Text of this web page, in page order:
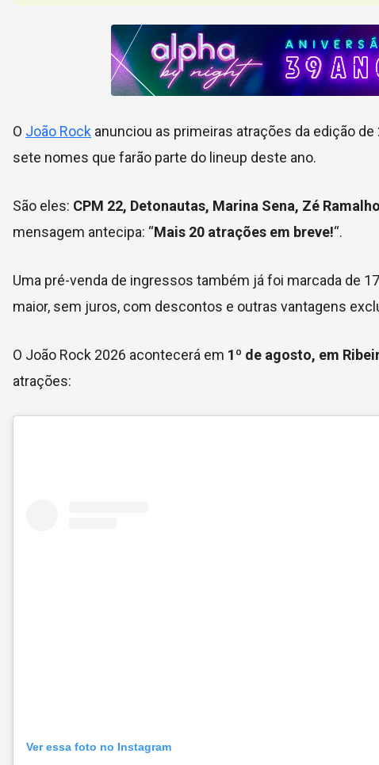
O João Rock anunciou as primeiras atrações da edição
sete nomes que farão parte do lineup deste ano.
São eles: CPM 22, Detonautas, Marina Sena, Zé
mensagem antecipa: “Mais 20 atrações em breve!“.
Uma pré-venda de ingressos também já foi marcada de
maior, sem juros, com descontos e outras vantagens
O João Rock 2026 acontecerá em 1º de agosto, em
atrações:
Ver essa foto no Instagram